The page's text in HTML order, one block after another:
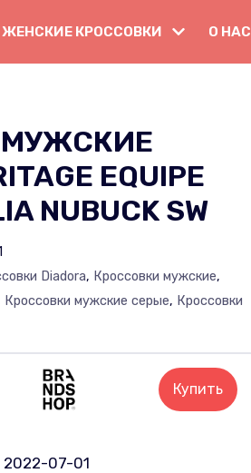
ЖЕНСКИЕ КРОССОВКИ О НАС
EQUIPE
NUBUCK SW
Diadora, Кроссовки мужские,
Кроссовки мужские серые, Кроссовки
Купить
2022-07-01